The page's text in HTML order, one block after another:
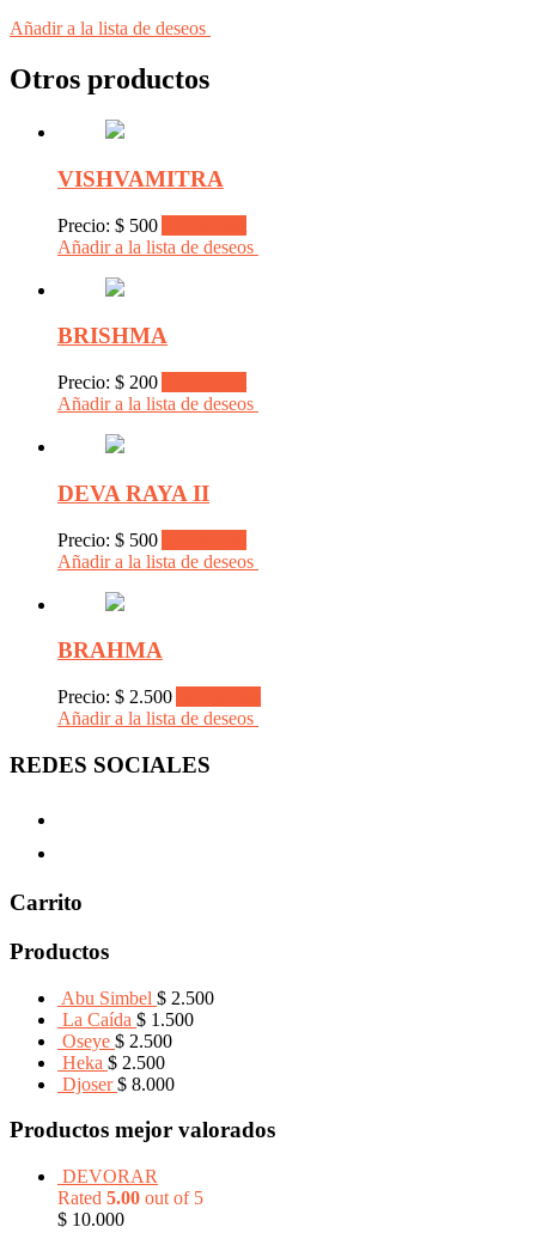
Añadir a la lista de deseos
Otros productos
VISHVAMITRA
Precio: $ 500
Añadir a la lista de deseos
BRISHMA
Precio: $ 200
Añadir a la lista de deseos
DEVA RAYA II
Precio: $ 500
Añadir a la lista de deseos
BRAHMA
Precio: $ 2.500
Añadir a la lista de deseos
REDES SOCIALES
Carrito
Productos
Abu Simbel $ 2.500
La Caída $ 1.500
Oseye $ 2.500
Heka $ 2.500
Djoser $ 8.000
Productos mejor valorados
DEVORAR
Rated 5.00 out of 5
$ 10.000